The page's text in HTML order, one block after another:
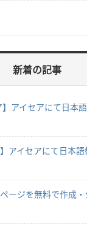
新着の記事
】アイセアにて日本
アイセアにて日本
ージを無料で作成